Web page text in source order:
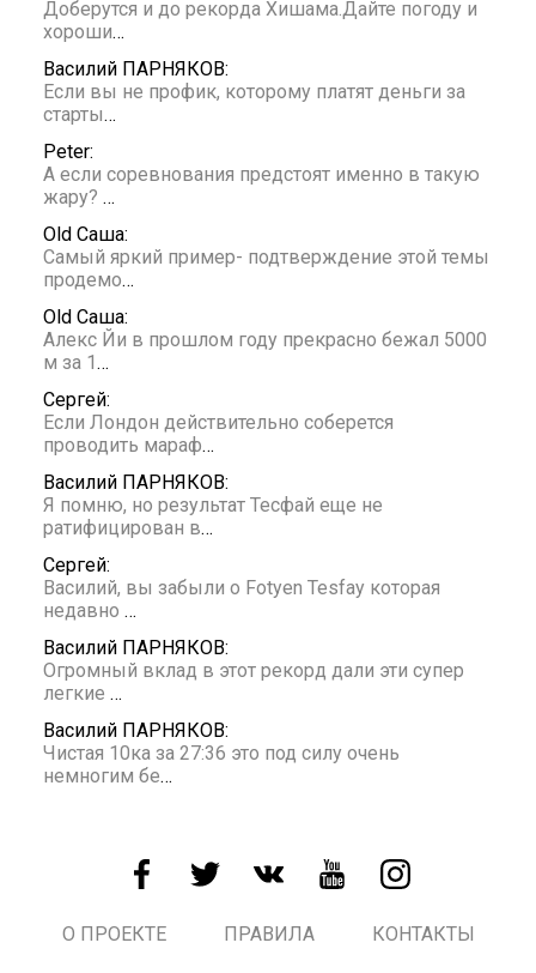
Доберутся и до рекорда Хишама.Дайте погоду и
хороши…
Василий ПАРНЯКОВ:
Если вы не профик, которому платят деньги за
старты…
Peter:
А если соревнования предстоят именно в такую
жару? …
Old Саша:
Самый яркий пример- подтверждение этой темы
продемо…
Old Саша:
Алекс Йи в прошлом году прекрасно бежал 5000
м за 1…
Сергей:
Если Лондон действительно соберется
проводить мараф…
Василий ПАРНЯКОВ:
Я помню, но результат Тесфай еще не
ратифицирован в…
Сергей:
Василий, вы забыли о Fotyen Tesfay которая
недавно …
Василий ПАРНЯКОВ:
Огромный вклад в этот рекорд дали эти супер
легкие …
Василий ПАРНЯКОВ:
Чистая 10ка за 27:36 это под силу очень
немногим бе…
О ПРОЕКТЕ ПРАВИЛА КОНТАКТЫ